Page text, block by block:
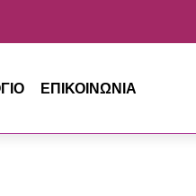
ΕΠΙΚΟΙΝΩΝΙΑ